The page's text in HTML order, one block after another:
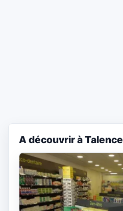
A découvrir à Talence